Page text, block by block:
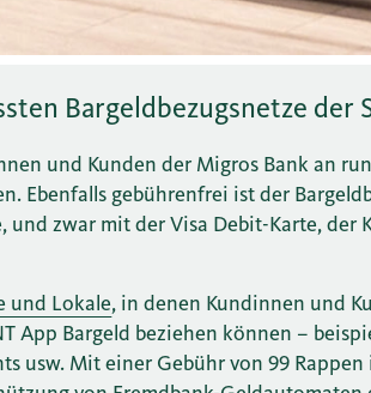
Bargeldbezugsnetze der
und Kunden der Migros Bank an
Ebenfalls gebührenfrei ist der
zwar mit der Visa Debit-Karte, der
und Lokale, in denen Kundinnen und
App Bargeld beziehen können –
usw. Mit einer Gebühr von 99